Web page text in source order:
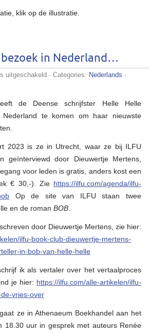
klik op de illustratie.
bezoek in Nederland…
uitgeschakeldvoor
bezoek
in
Nederland…
· Categories: Nederlands ·
de Deense schrijfster Helle Helle
te komen om haar nieuwste
2023 is ze in Utrecht, waar ze bij ILFU
geïnterviewd door Dieuwertje Mertens,
voor leden is gratis, anders kost een
€ 30,-). Zie https://ilfu.com/agenda/ilfu-
Op de site van ILFU staan twee
en de roman BOB
door Dieuwertje Mertens, zie hier:
ilfu-book-club-dieuwertje-mertens-
in-bob-van-helle-helle
ik als vertaler over het vertaalproces
je hier: https://ilfu.com/alle-artikelen/ilfu-
vries-over
ze in Athenaeum Boekhandel aan het
18.30 uur in gesprek met auteurs Renée